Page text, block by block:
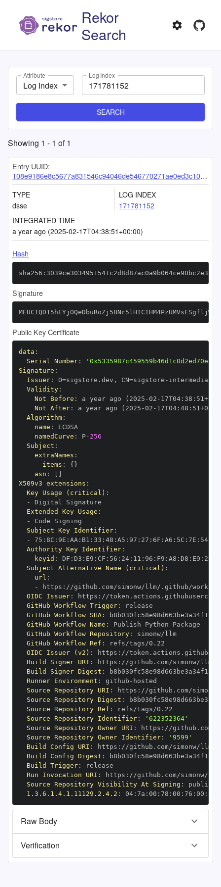
Rekor
Search
Attribute
Log Index
Log Index
SEARCH
Showing 1 - 1 of1
Entry UUID:
108e9186e8c5677a831546c94046de546770271ae0ed3c10dabceb57f8e6a320bd03c5004b803086
TYPE
dsse
LOG INDEX
171781152
INTEGRATED TIME
a year ago (2025-02-17T04:38:51+00:00)
Hash
Signature
Public Key Certificate
data :
Serial Number:
Signature :
Issuer: O=sigstore.dev , CN=sigstore -
Validity:
Not Before : a year ago (2025 -02 - 17T04: 38 : 51+00
Not After: a year ago (2025 -02 - 17T04: 48 : 51+00
Algorithm:
name :
namedCurve : P- 256
Subject :
extraNames :
items : { }
asn :
X509v3 extensions :
Key Usage (critical) :
-
Extended Key Usage :
-
Subject Key Identifier:
-
75 : 8C : 9E : AA : B1 : 33 : 48 : A5 : 97 : 27 : 6F : A6 : 5C : 7E : 54:
Authority Key Identifier:
keyid : DF : D3 : E9 : CF : 56 : 24: 11 : 96 : F9 : A8 : D8 : E9 : 28
Subject Alternative Name (critical) :
url :
-
https :
OIDC Issuer: https :
GitHub Workflow Trigger:
GitHub Workflow SHA:
GitHub Workflow Name :
GitHub Workflow Repository:
simonw/llm
GitHub Workflow Ref :
OIDC Issuer (v2) : https :
Build Signer URI : https :
Build Signer Digest :
Runner Environment : github -
Source Repository URI : https :
Source Repository Digest :
Source Repository Ref :
Source Repository Identifier:
'622352364'
Source Repository Owner URI : https :
Source Repository Owner Identifier:
'9599'
Build Config URI : https :
Build Config Digest :
Build Trigger:
Run Invocation URI : https :
Source Repository Visibility At Signing :
1.3.6.1.4.1.11129.2.4.2 : 04: 7a : 00 : 78 : 00 : 76 : 00 : dd
Raw Body
Verification